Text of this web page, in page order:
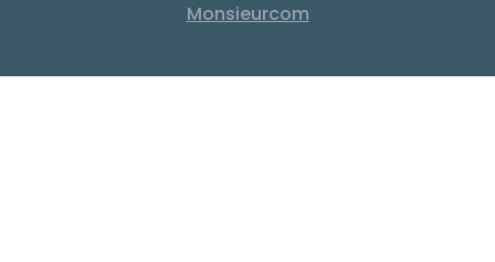
Monsieurcom